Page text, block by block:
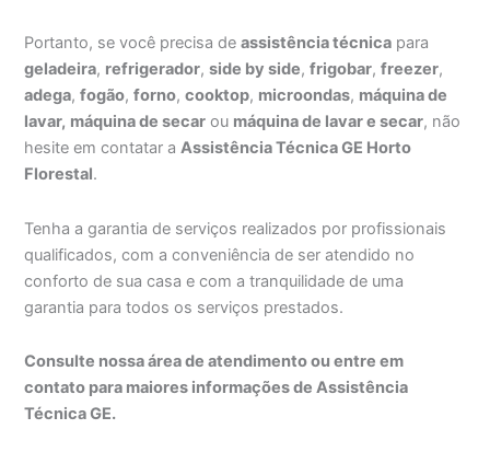
Portanto, se você precisa deassistência técnica para
geladeira, refrigerador,side by side,frigobar,freezer,
adega,fogão,forno,cooktop, microondas, máquina de
lavar, máquina de secar ou máquina de lavar e secar, não
hesite em contatar aAssistência Técnica GE Horto
Florestal.
Tenha a garantia de serviços realizados por profissionais
qualificados, com a conveniência de ser atendido no
conforto de sua casa e com a tranquilidade de uma
garantia para todos os serviços prestados.
Consulte nossa área de atendimento ou entre em
contato para maiores informações de Assistência
Técnica GE.